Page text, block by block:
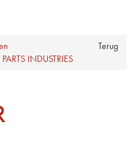
Terug
PARTS INDUSTRIES